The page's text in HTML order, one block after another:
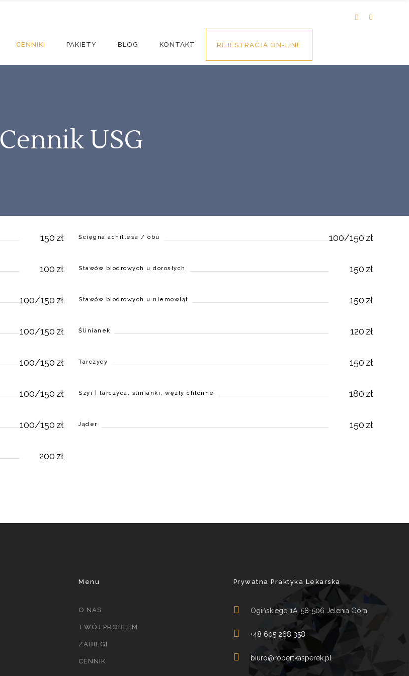
CENNIKI PAKIETY BLOG KONTAKT REJESTRACJA ON-LINE
Cennik USG
150 zł
100 zł
100/150 zł
100/150 zł
100/150 zł
100/150 zł
100/150 zł
200 zł
Ścięgna achillesa / obu 100/150 zł
Stawów biodrowych u dorosłych 150 zł
Stawów biodrowych u niemowląt 150 zł
Ślinianek 120 zł
Tarczycy 150 zł
Szyi | tarczyca, ślinianki, węzły chłonne 180 zł
Jąder 150 zł
Menu
O NAS
TWÓJ PROBLEM
ZABIEGI
CENNIK
Prywatna Praktyka Lekarska
Ogińskiego 1A, 58-506 Jelenia Góra
+48 605 268 358
biuro@robertkasperek.pl